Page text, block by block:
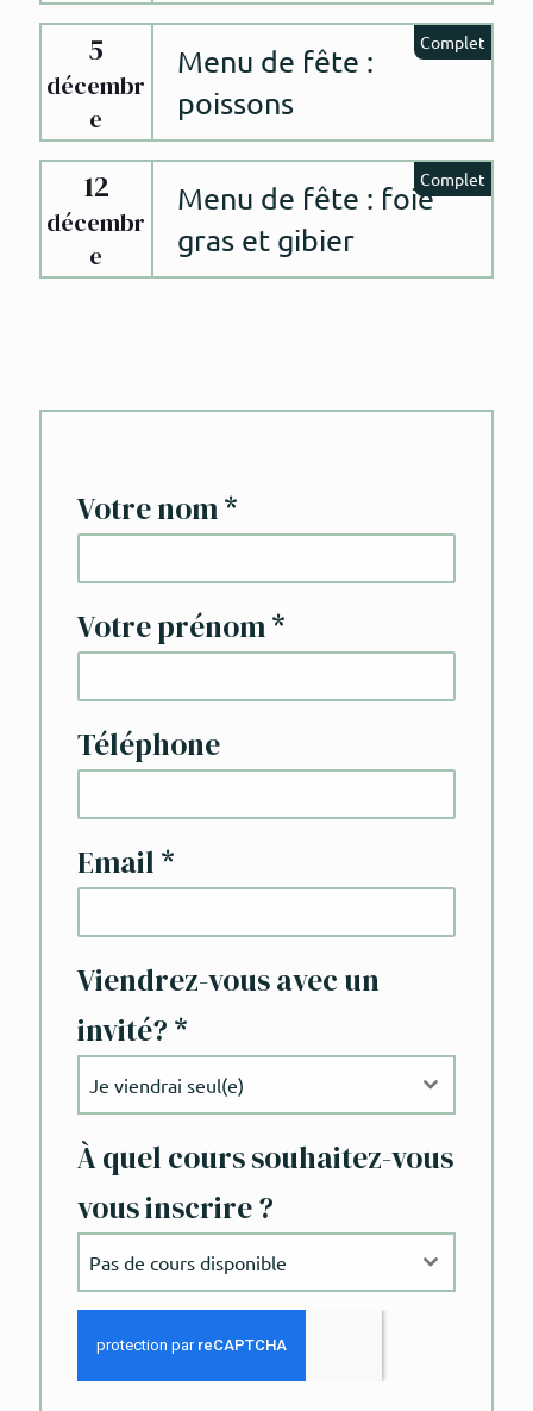
5
décembr
e
Menu de fête :
poissons
Complet
12
décembr
e
Menu de fête : foie
gras et gibier
Complet
Votre nom*
Votre prénom*
Téléphone
Email *
Viendrez-vous avec un
invité? *
Je viendrai seul(e)
À quel cours souhaitez-vous
vous inscrire ?
Pas de cours disponible